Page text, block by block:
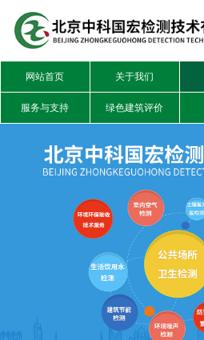
网站首页 关于我们
服务与支持 绿色建筑评价